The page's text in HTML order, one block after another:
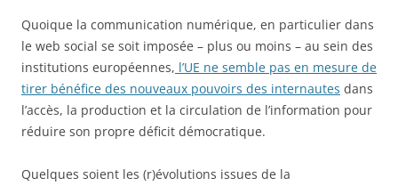
Quoique la communication numérique, en particulier dans
le web social se soit imposée – plus ou moins – au sein des
institutions européennes, l’UE ne semble pas en mesure de
tirer bénéfice des nouveaux pouvoirs des internautes dans
l’accès, la production et la circulation de l’information pour
réduire son propre déficit démocratique.
Quelques soient les (r)évolutions issues de la